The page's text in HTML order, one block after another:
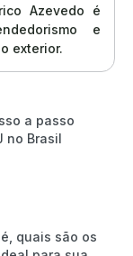
Azevedo é
e
exterior.
a passo
no Brasil
quais são os